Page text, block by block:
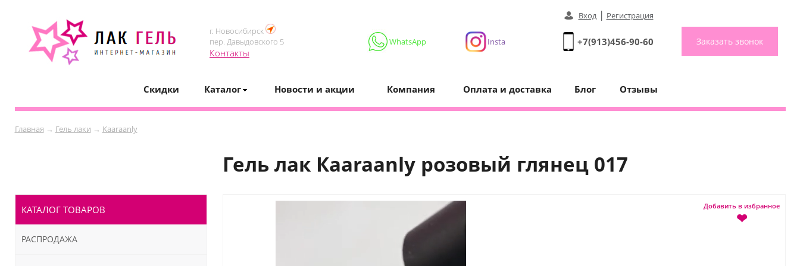
г. Новосибирск
пер. Давыдовского 5
Контакты
WhatsApp Insta +7(913)456-90-60
Вход| Регистрация
Заказать звонок
Скидки Каталог Новости и акции Компания Оплата и доставка Блог Отзывы
Главная → Гель лаки → Kaaraanly
Гель лак Кaaraanly розовый глянец 017
Добавить в избранное
❤
КАТАЛОГ ТОВАРОВ
РАСПРОДАЖА